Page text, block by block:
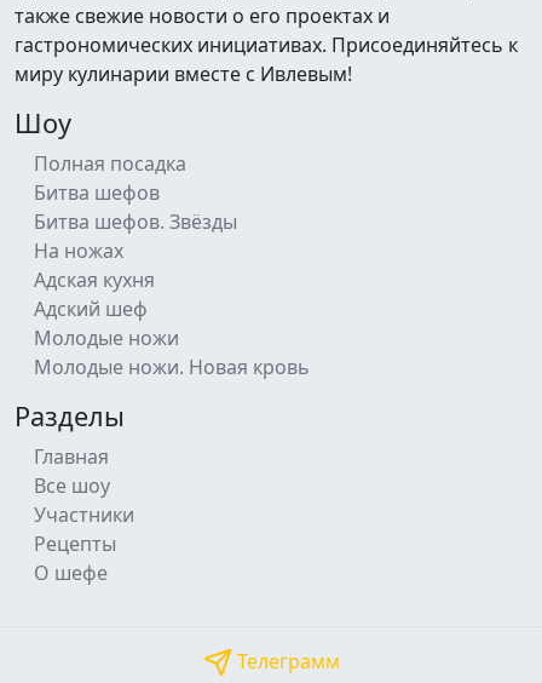
также свежие новости о его проектах и
гастрономических инициативах. Присоединяйтесь к
миру кулинарии вместе с Ивлевым!
Шоу
Полная посадка
Битва шефов
Битва шефов. Звёзды
На ножах
Адская кухня
Адский шеф
Молодые ножи
Молодые ножи. Новая кровь
Разделы
Главная
Все шоу
Участники
Рецепты
О шефе
Телеграмм